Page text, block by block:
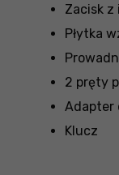
Zacisk z
Płytka
2 pręty
Adapter
Klucz